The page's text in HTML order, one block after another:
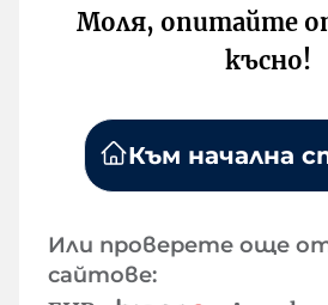
Моля, опитайте
късно!
Към начална
Или проверете още
сайтове: